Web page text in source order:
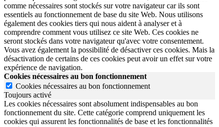
comme nécessaires sont stockés sur votre navigateur car ils sont
essentiels au fonctionnement de base du site Web. Nous utilisons
également des cookies tiers qui nous aident à analyser et à
comprendre comment vous utilisez ce site Web. Ces cookies ne
seront stockés dans votre navigateur qu'avec votre consentement.
Vous avez également la possibilité de désactiver ces cookies. Mais la
désactivation de certains de ces cookies peut avoir un effet sur votre
expérience de navigation.
Cookies nécessaires au bon fonctionnement
Cookies nécessaires au bon fonctionnement
Toujours activé
Les cookies nécessaires sont absolument indispensables au bon
fonctionnement du site. Cette catégorie comprend uniquement les
cookies qui assurent les fonctionnalités de base et les fonctionnalités